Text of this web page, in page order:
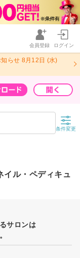
会員登録 ログイン
らせ 8月12日 (水)
条件変更
イル・ペディキュ
サロンは